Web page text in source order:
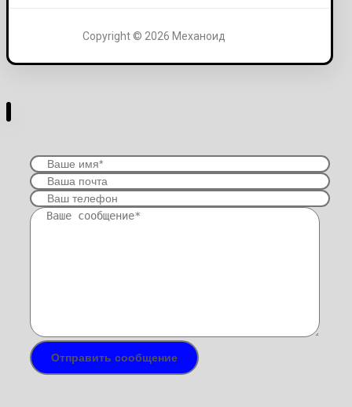
Copyright © 2026 Механоид